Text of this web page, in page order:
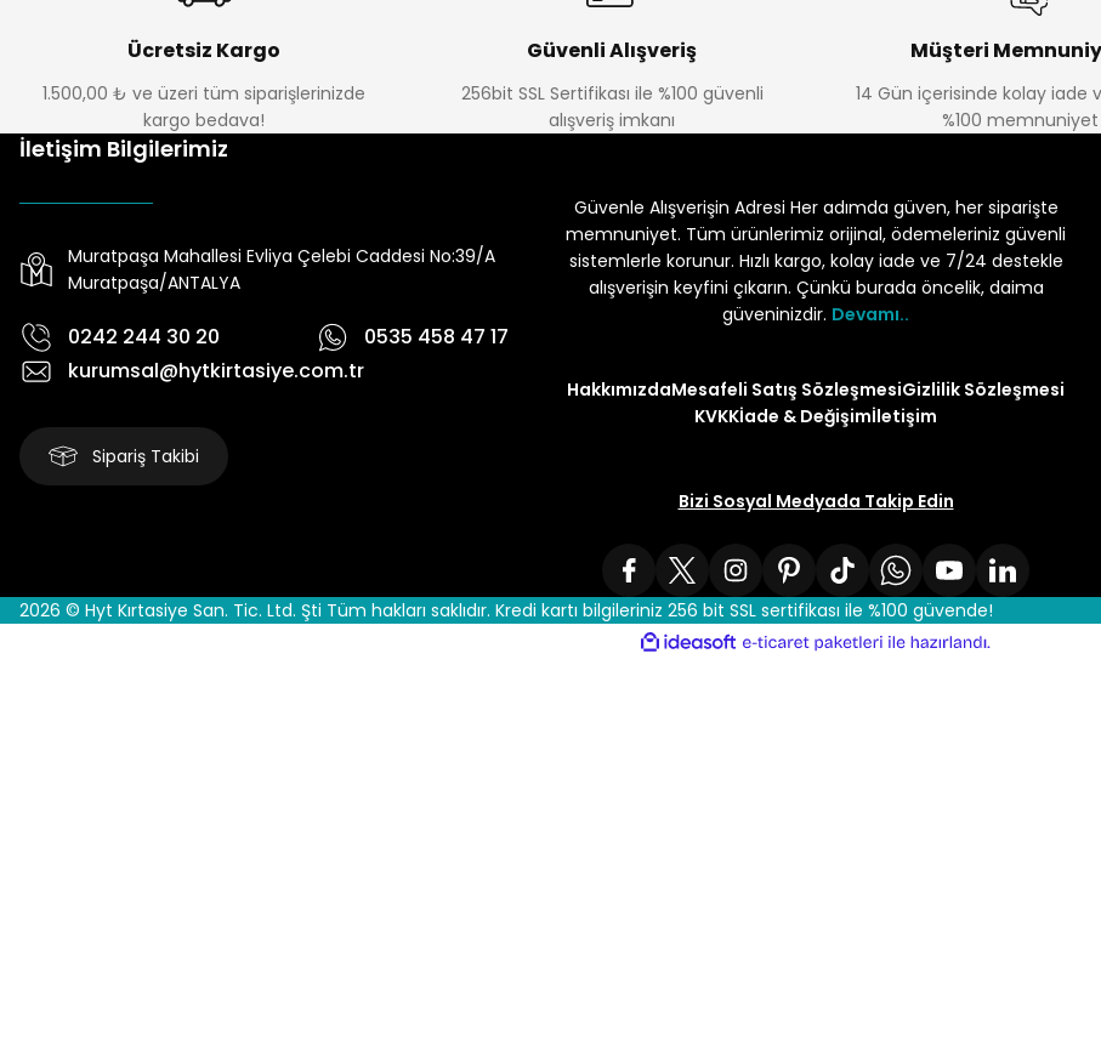
Ücretsiz Kargo
1.500,00 ₺ ve üzeri tüm siparişlerinizde
kargo bedava!
Güvenli Alışveriş
256bit SSL Sertifikası ile %100 güvenli
alışveriş imkanı
Müşteri
14 Gün içerisinde kolay iade
%100 memnuniyet
İletişim Bilgilerimiz
Muratpaşa Mahallesi Evliya Çelebi Caddesi No:39/A
Muratpaşa/ANTALYA
0242 244 30 20
0535 458 47 17
kurumsal@hytkirtasiye.com.tr
Sipariş Takibi
Güvenle Alışverişin Adresi Her adımda güven, her siparişte
memnuniyet. Tüm ürünlerimiz orijinal, ödemeleriniz güvenli
sistemlerle korunur. Hızlı kargo, kolay iade ve 7/24 destekle
alışverişin keyfini çıkarın. Çünkü burada öncelik, daima
güveninizdir. Devamı..
HakkımızdaMesafeli Satış SözleşmesiGizlilik Sözleşmesi
KVKKİade & Değişimİletişim
Bizi Sosyal Medyada Takip Edin
2026 © Hyt Kırtasiye San. Tic. Ltd. Şti Tüm hakları saklıdır. Kredi kartı bilgileriniz 256 bit SSL sertifikası ile %100 güvende!
ideasoft
e-